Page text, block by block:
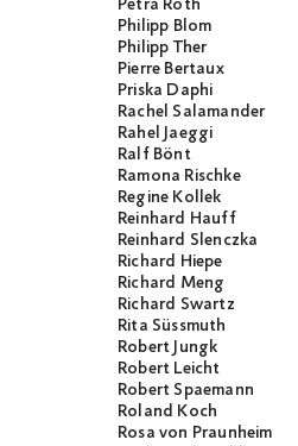
Petra Roth
Philipp Blom
Philipp Ther
Pierre Bertaux
Priska Daphi
Rachel Salamander
Rahel Jaeggi
Ralf Bönt
Ramona Rischke
Regine Kollek
Reinhard Hauff
Reinhard Slenczka
Richard Hiepe
Richard Meng
Richard Swartz
Rita Süssmuth
Robert Jungk
Robert Leicht
Robert Spaemann
Roland Koch
Rosa von Praunheim